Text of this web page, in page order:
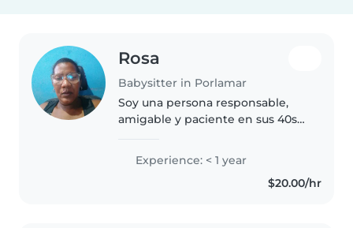
Rosa
Babysitter in Porlamar
Soy una persona responsable,
amigable y paciente en sus 40s
Me encanta leer a los niños y
estoy cómoda con las labores del
hogar. Me gustaría cuidar a tu..
Experience: < 1 year
$20.00/hr